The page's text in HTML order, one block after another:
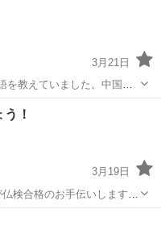
話力を伸ばしたいと考え
3月21日
を教えていました。中国語
間2500円/人くらいでいか
ています。グループレッス
！
3月19日
検合格のお手伝いします。